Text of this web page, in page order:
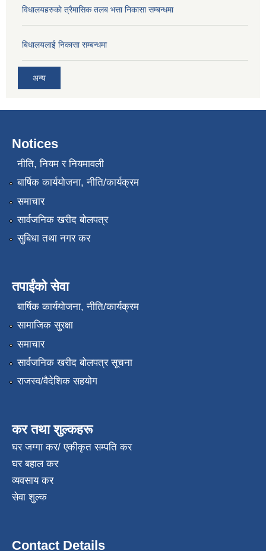
विधालयहरुकाे त्रैमासिक तलब भत्ता निकासा सम्बन्धमा
बिधालयलाई निकासा सम्बन्धमा
अन्य
Notices
नीति, नियम र नियमावली
बार्षिक कार्ययोजना, नीति/कार्यक्रम
समाचार
सार्वजनिक खरीद बोलपत्र
सुबिधा तथा नगर कर
तपाईंको सेवा
बार्षिक कार्ययोजना, नीति/कार्यक्रम
सामाजिक सुरक्षा
समाचार
सार्वजनिक खरीद बोलपत्र सूचना
राजस्व/वैदेशिक सहयोग
कर तथा शुल्कहरू
घर जग्गा कर/ एकीकृत सम्पति कर
घर बहाल कर
व्यवसाय कर
सेवा शुल्क
Contact Details